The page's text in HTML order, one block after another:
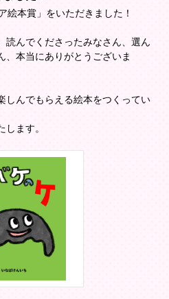
絵本賞」をいただきました！
読んでくださったみなさん、選ん
、本当にありがとうございま
しんでもらえる絵本をつくってい
します。